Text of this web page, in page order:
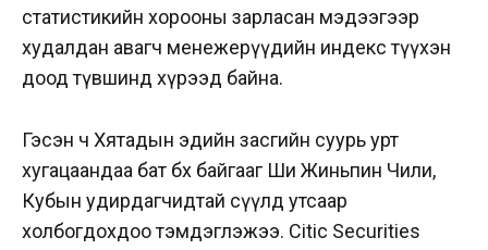
статистикийн хорооны зарласан мэдээгээр
худалдан авагч менежерүүдийн индекс түүхэн
доод түвшинд хүрээд байна.
Гэсэн ч Хятадын эдийн засгийн суурь урт
хугацаандаа бат бөх байгааг Ши Жиньпин Чили,
Кубын удирдагчидтай сүүлд утсаар
холбогдохдоо тэмдэглэжээ. Citic Securities